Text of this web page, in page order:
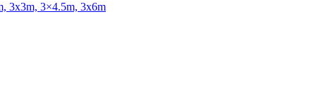
3x3m, 3×4.5m, 3x6m